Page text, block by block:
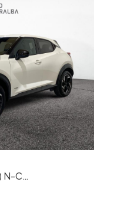
1.6 Hybrid 105kW (145CV) N-Connecta